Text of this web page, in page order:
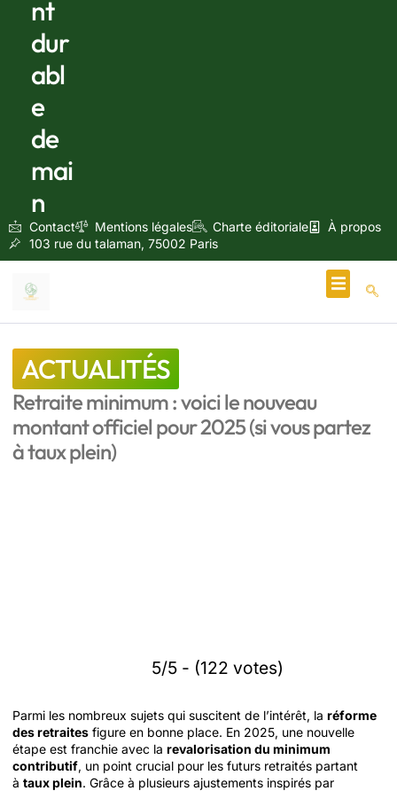
nt
dur
abl
e
de
mai
n
Contact Mentions légales Charte éditoriale
À propos
103 rue du talaman, 75002 Paris
ACTUALITÉS
Retraite minimum : voici le nouveau
montant officiel pour 2025 (si vous partez
à taux plein)
5/5 - (122 votes)
Parmi les nombreux sujets qui suscitent de l’intérêt, la réforme
des retraites figure en bonne place. En 2025, une nouvelle
étape est franchie avec la revalorisation du minimum
contributif, un point crucial pour les futurs retraités partant
à taux plein. Grâce à plusieurs ajustements inspirés par